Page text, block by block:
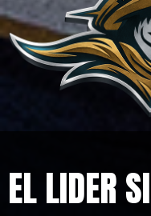
EL LIDER